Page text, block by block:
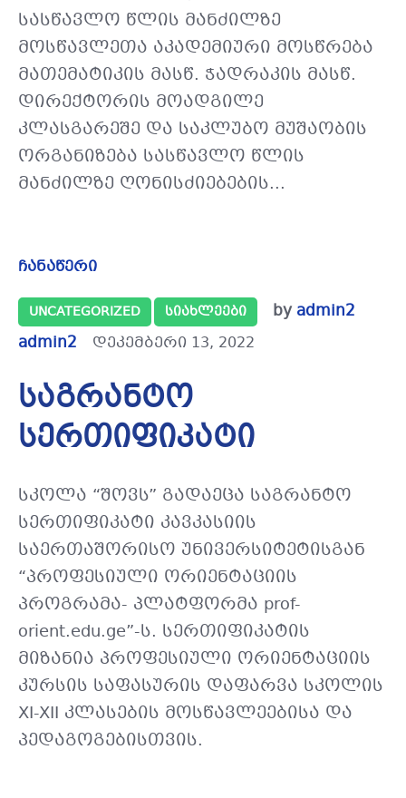
სასწავლო წლის მანძილზე
მოსწავლეთა აკადემიური მოსწრება
მათემატიკის მასწ. ჭადრაკის მასწ.
დირექტორის მოადგილე
კლასგარეშე და საკლუბო მუშაობის
ორგანიზება სასწავლო წლის
მანძილზე ღონისძიებების...
ჩანაწერი
UNCATEGORIZED ᲡᲘᲐᲮᲚᲔᲔᲑᲘ byadmin2
admin2
დეკემბერი 13, 2022
საგრანტო
სერთიფიკატი
სკოლა “შოვს” გადაეცა საგრანტო
სერთიფიკატი კავკასიის
საერთაშორისო უნივერსიტეტისგან
“პროფესიული ორიენტაციის
პროგრამა- პლატფორმა prof-
orient.edu.ge”-ს. სერთიფიკატის
მიზანია პროფესიული ორიენტაციის
კურსის საფასურის დაფარვა სკოლის
XI-XII კლასების მოსწავლეებისა და
პედაგოგებისთვის.